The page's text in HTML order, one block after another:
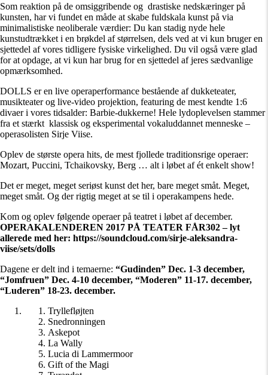
Som reaktion på de omsiggribende og drastiske nedskæringer på
kunsten, har vi fundet en måde at skabe fuldskala kunst på via
minimalistiske neoliberale værdier: Du kan stadig nyde hele
kunstudtrækket i en brøkdel af størrelsen, dels ved at vi kun bruger en
sjettedel af vores tidligere fysiske virkelighed. Du vil også være glad
for at opdage, at vi kun har brug for en sjettedel af jeres sædvanlige
opmærksomhed.
DOLLS er en live operaperformance bestående af dukketeater,
musikteater og live-video projektion, featuring de mest kendte 1:6
divaer i vores tidsalder: Barbie-dukkerne! Hele lydoplevelsen stammer
fra et stærkt klassisk og eksperimental vokaluddannet menneske –
operasolisten Sirje Viise.
Oplev de største opera hits, de mest fjollede traditionsrige operaer:
Mozart, Puccini, Tchaikovsky, Berg … alt i løbet af ét enkelt show!
Det er meget, meget seriøst kunst det her, bare meget småt. Meget,
meget småt. Og der rigtig meget at se til i operakampens hede.
Kom og oplev følgende operaer på teatret i løbet af december.
OPERAKALENDEREN 2017 PÅ TEATER FÅR302 – lyt
allerede med her: https://soundcloud.com/sirje-aleksandra-
viise/sets/dolls
Dagene er delt ind i temaerne: “Gudinden” Dec. 1-3 december,
“Jomfruen” Dec. 4-10 december, “Moderen” 11-17. december,
“Luderen” 18-23. december.
Tryllefløjten
Snedronningen
Askepot
La Wally
Lucia di Lammermoor
Gift of the Magi